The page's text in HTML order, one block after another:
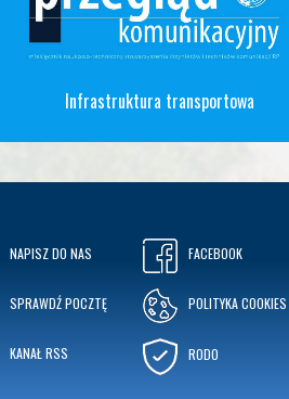
Infrastruktura transportowa
NAPISZ DO NAS
SPRAWDŹ POCZTĘ
KANAŁ RSS
FACEBOOK
POLITYKA COOKIES
RODO